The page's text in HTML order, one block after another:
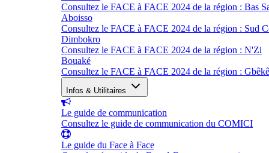
Consultez le FACE à FACE 2024 de la région : Bas
Aboisso
Consultez le FACE à FACE 2024 de la région : Sud
Dimbokro
Consultez le FACE à FACE 2024 de la région : N'Zi
Bouaké
Consultez le FACE à FACE 2024 de la région : Gbêkê
Infos & Utilitaires
Le guide de communication
Consultez le guide de communication du COMICI
Le guide du Face à Face